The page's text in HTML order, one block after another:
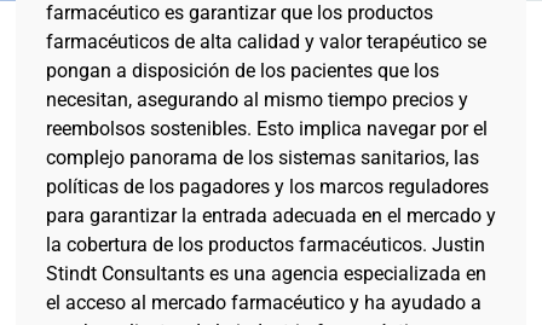
farmacéutico es garantizar que los productos
farmacéuticos de alta calidad y valor terapéutico se
pongan a disposición de los pacientes que los
necesitan, asegurando al mismo tiempo precios y
reembolsos sostenibles. Esto implica navegar por el
complejo panorama de los sistemas sanitarios, las
políticas de los pagadores y los marcos reguladores
para garantizar la entrada adecuada en el mercado y
la cobertura de los productos farmacéuticos. Justin
Stindt Consultants es una agencia especializada en
el acceso al mercado farmacéutico y ha ayudado a